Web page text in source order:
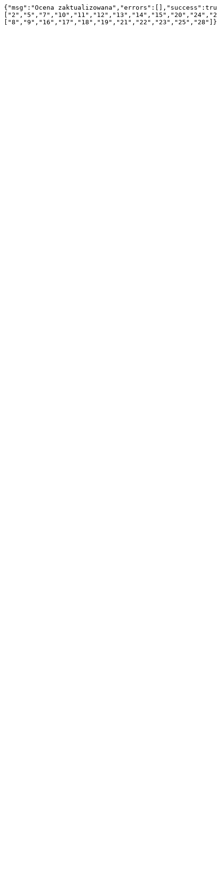
{"msg":"Ocena
["8","9","16","17","18","19","21","22","23","25","28"]}